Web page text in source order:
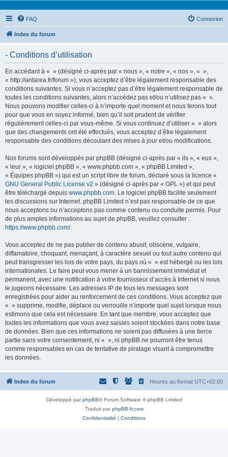
FAQ Connexion
Index du forum
- Conditions d’utilisation
En accédant à « » (désigné ci-après par « nous », « notre », « nos », « »,
« http://antarea.fr/forum »), vous acceptez d’être légalement responsable des
conditions suivantes. Si vous n’acceptez pas d’être légalement responsable de
toutes les conditions suivantes, alors n’accédez pas et/ou n’utilisez pas « ».
Nous pouvons modifier celles-ci à n’importe quel moment et nous ferons tout
pour que vous en soyez informé, bien qu’il soit prudent de vérifier
régulièrement celles-ci par vous-même. Si vous continuez d’utiliser « » alors
que des changements ont été effectués, vous acceptez d’être légalement
responsable des conditions découlant des mises à jour et/ou modifications.
Nos forums sont développés par phpBB (désigné ci-après par « ils », « eux »,
« leur », « logiciel phpBB », « www.phpbb.com », « phpBB Limited »,
« Équipes phpBB ») qui est un script libre de forum, déclaré sous la licence «
GNU General Public License v2 » (désigné ci-après par « GPL ») et qui peut
être téléchargé depuis www.phpbb.com. Le logiciel phpBB facilite seulement
les discussions sur Internet. phpBB Limited n’est pas responsable de ce que
nous acceptons ou n’acceptons pas comme contenu ou conduite permis. Pour
de plus amples informations au sujet de phpBB, veuillez consulter :
https://www.phpbb.com/.
Vous acceptez de ne pas publier de contenu abusif, obscène, vulgaire,
diffamatoire, choquant, menaçant, à caractère sexuel ou tout autre contenu qui
peut transgresser les lois de votre pays, du pays où « » est hébergé ou les lois
internationales. Le faire peut vous mener à un bannissement immédiat et
permanent, avec une notification à votre fournisseur d’accès à Internet si nous
le jugeons nécessaire. Les adresses IP de tous les messages sont
enregistrées pour aider au renforcement de ces conditions. Vous acceptez que
« » supprime, modifie, déplace ou verrouille n’importe quel sujet lorsque nous
estimons que cela est nécessaire. En tant que membre, vous acceptez que
toutes les informations que vous avez saisies soient stockées dans notre base
de données. Bien que ces informations ne soient pas diffusées à une tierce
partie sans votre consentement, ni « », ni phpBB ne pourront être tenus
comme responsables en cas de tentative de piratage visant à compromettre
les données.
Index du forum Heures au format UTC+02:00
Développé parphpBB® Forum Software © phpBB Limited
Traduit parphpBB-fr.com
Confidentialité | Conditions